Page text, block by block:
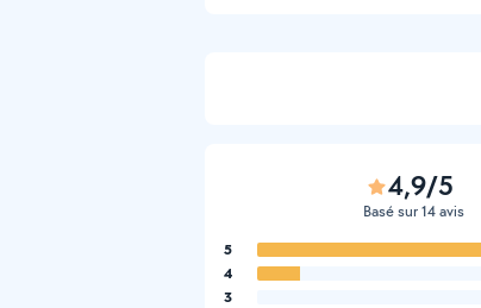
4,9/5
Basé sur 14 avis
5
4
3